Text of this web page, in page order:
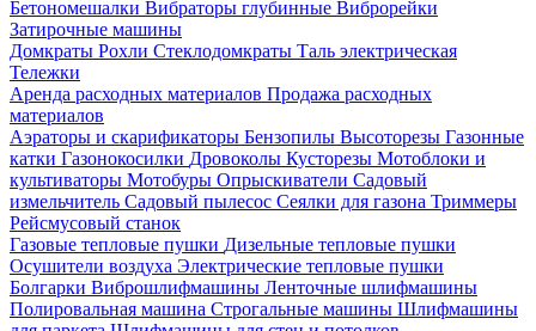
Бетономешалки Вибраторы глубинные Виброрейки
Затирочные машины
Домкраты Рохли Стеклодомкраты Таль электрическая
Тележки
Аренда расходных материалов Продажа расходных
материалов
Аэраторы и скарификаторы Бензопилы Высоторезы Газонные
катки Газонокосилки Дровоколы Кусторезы Мотоблоки и
культиваторы Мотобуры Опрыскиватели Садовый
измельчитель Садовый пылесос Сеялки для газона Триммеры
Рейсмусовый станок
Газовые тепловые пушки Дизельные тепловые пушки
Осушители воздуха Электрические тепловые пушки
Болгарки Виброшлифмашины Ленточные шлифмашины
Полировальная машина Строгальные машины Шлифмашины